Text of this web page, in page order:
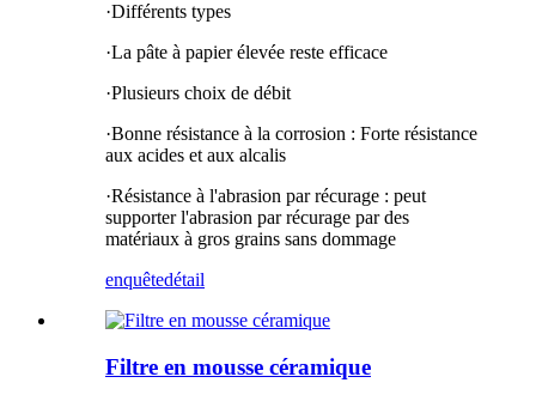
·Différents types
·La pâte à papier élevée reste efficace
·Plusieurs choix de débit
·Bonne résistance à la corrosion : Forte résistance
aux acides et aux alcalis
·Résistance à l'abrasion par récurage : peut
supporter l'abrasion par récurage par des
matériaux à gros grains sans dommage
enquêtedétail
Filtre en mousse céramique